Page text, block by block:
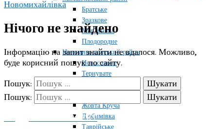
Братське
Зразкове
Мар’янівка
Плодородне
Новомиколаївський район
Новосолоне
Тернувате
Жовта Круча
Любимівка
Таврійське
Новомихайлівка
Нічого не знайдено
Інформацію на запит знайти не вдалося. Можливо,
буде корисний пошук по сайту.
Пошук:
Пошук:
ПОДДЕРЖАТЬ ПРОЕКТ